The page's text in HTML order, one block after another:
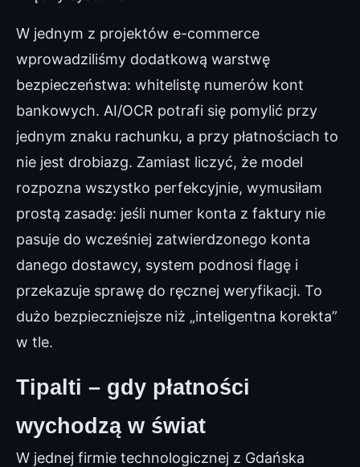
W jednym z projektów e-commerce
wprowadziliśmy dodatkową warstwę
bezpieczeństwa: whitelistę numerów kont
bankowych. AI/OCR potrafi się pomylić przy
jednym znaku rachunku, a przy płatnościach to
nie jest drobiazg. Zamiast liczyć, że model
rozpozna wszystko perfekcyjnie, wymusiłam
prostą zasadę: jeśli numer konta z faktury nie
pasuje do wcześniej zatwierdzonego konta
danego dostawcy, system podnosi flagę i
przekazuje sprawę do ręcznej weryfikacji. To
dużo bezpieczniejsze niż „inteligentna korekta”
w tle.
Tipalti – gdy płatności
wychodzą w świat
W jednej firmie technologicznej z Gdańska